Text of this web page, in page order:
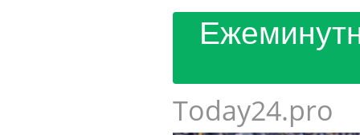
Today24.pro